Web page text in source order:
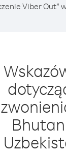
Viber Out”